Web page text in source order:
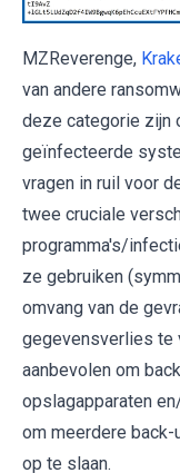
MZReverenge,
van andere
deze categorie zijn
geïnfecteerde
vragen in ruil voor
twee cruciale
programma's/
ze gebruiken
omvang van de
gegevensverlies te
aanbevolen om
opslagapparaten
om meerdere
op te slaan.